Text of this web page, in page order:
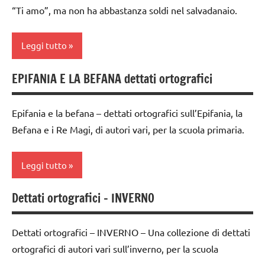
STAGIONI
TUTTI GLI
PER ETA'
ILLUSTRATI
ARGOMENTI
TUTTI GLI
“Ti amo”, ma non ha abbastanza soldi nel salvadanaio.
Leggi tutto
classe
1a
classe
2a
classe
3a
classe
4a
classe
EPIFANIA E LA BEFANA dettati ortografici
Epifania e la befana – dettati ortografici sull’Epifania, la
Befana e i Re Magi, di autori vari, per la scuola primaria.
Leggi tutto
classe
1a
classe
2a
Dettati ortografici – INVERNO
Dettati ortografici – INVERNO – Una collezione di dettati
ortografici di autori vari sull’inverno, per la scuola